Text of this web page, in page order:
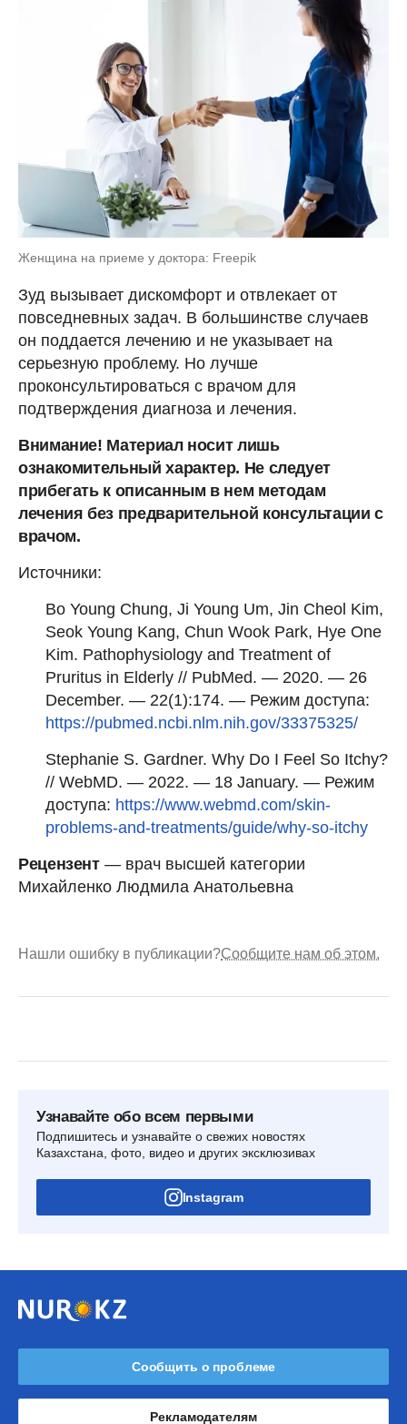
Женщина на приеме у доктора: Freepik
Зуд вызывает дискомфорт и отвлекает от
повседневных задач. В большинстве случаев
он поддается лечению и не указывает на
серьезную проблему. Но лучше
проконсультироваться с врачом для
подтверждения диагноза и лечения.
Внимание! Материал носит лишь
ознакомительный характер. Не следует
прибегать к описанным в нем методам
лечения без предварительной консультации с
врачом.
Источники:
Bo Young Chung, Ji Young Um, Jin Cheol Kim,
Seok Young Kang, Chun Wook Park, Hye One
Kim. Pathophysiology and Treatment of
Pruritus in Elderly // PubMed. — 2020. — 26
December. — 22(1):174. — Режим доступа:
https://pubmed.ncbi.nlm.nih.gov/33375325/
Stephanie S. Gardner. Why Do I Feel So Itchy?
// WebMD. — 2022. — 18 January. — Режим
доступа: https://www.webmd.com/skin-
problems-and-treatments/guide/why-so-itchy
Рецензент— врач высшей категории
Михайленко Людмила Анатольевна
Нашли ошибку в публикации?Сообщите нам об этом.
Узнавайте обо всем первыми
Подпишитесь и узнавайте о свежих новостях
Казахстана, фото, видео и других эксклюзивах
Instagram
Сообщить о проблеме
Рекламодателям